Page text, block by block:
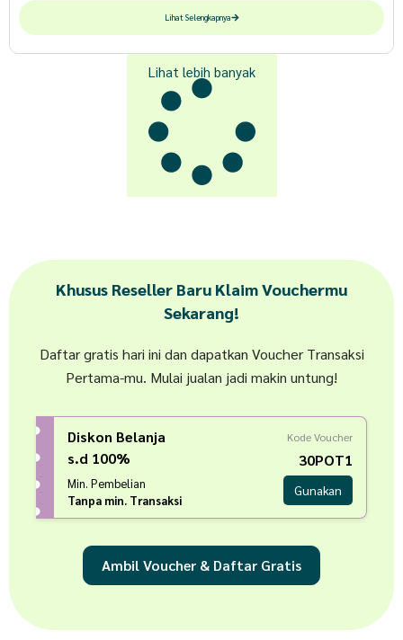
Lihat Selengkapnya
Lihat lebih banyak
Khusus Reseller Baru Klaim Vouchermu
Sekarang!
Daftar gratis hari ini dan dapatkan Voucher Transaksi
Pertama-mu. Mulai jualan jadi makin untung!
Diskon Belanja
s.d 100%
Min. Pembelian
Tanpa min. Transaksi
Kode Voucher
30POT1
Gunakan
Ambil Voucher & Daftar Gratis